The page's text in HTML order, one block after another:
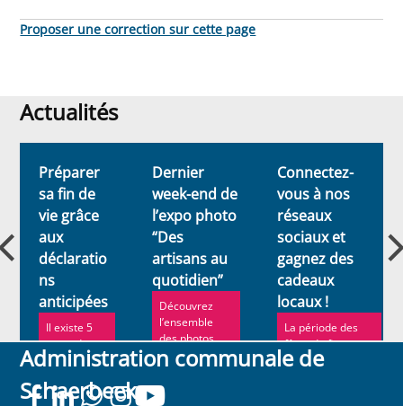
Proposer une correction sur cette page
Actualités
Actualités
Préparer
sa fin de
vie grâce
aux
déclaratio
ns
anticipées
Il existe 5
types de
déclaration
anticipées.
Dernier
week-end de
l’expo photo
“Des
artisans au
quotidien”
Découvrez
l’ensemble
des photos
dans le cadre
magnifique de
la Maison ...
Connectez-
vous à nos
réseaux
sociaux et
gagnez des
cadeaux
locaux !
La période des
fêtes de fin
d'année
Administration communale de
Schaerbeek